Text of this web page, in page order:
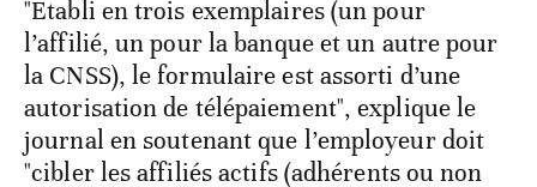
"Etabli en trois exemplaires (un pour
l’affilié, un pour la banque et un autre pour
la CNSS), le formulaire est assorti d’une
autorisation de télépaiement", explique le
journal en soutenant que l’employeur doit
"cibler les affiliés actifs (adhérents ou non